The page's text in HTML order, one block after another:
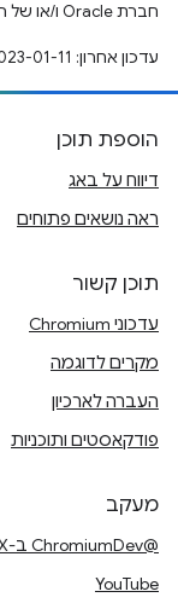
חברת Oracle ו/או של השותפים העצמאיים שלה.
עדכון אחרון: 2023-01-11 (שעון UTC).
הוספת תוכן
דיווח על באג
ראה נושאים פתוחים
תוכן קשור
עדכוני Chromium
מקרים לדוגמה
העברה לארכיון
פודקאסטים ותוכניות
מעקב
@ChromiumDev ב-X
YouTube